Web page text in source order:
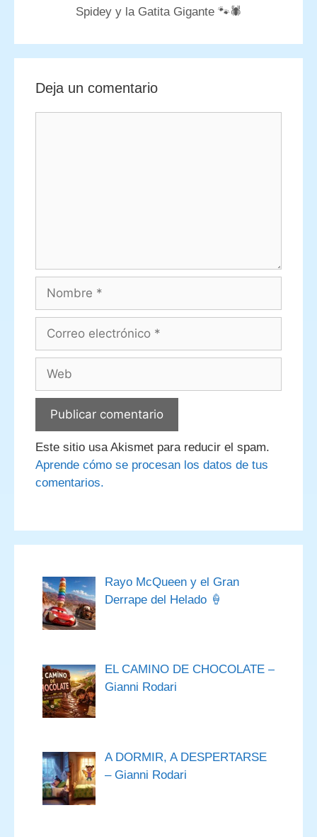
Spidey y la Gatita Gigante 🐾🕷️
Deja un comentario
Este sitio usa Akismet para reducir el spam.
Aprende cómo se procesan los datos de tus
comentarios.
Rayo McQueen y el Gran
Derrape del Helado 🍦
EL CAMINO DE CHOCOLATE –
Gianni Rodari
A DORMIR, A DESPERTARSE
– Gianni Rodari